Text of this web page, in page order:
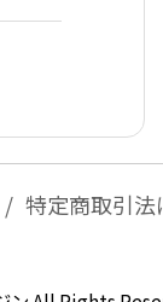
特定商取引